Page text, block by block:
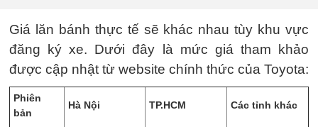
Giá lăn bánh thực tế sẽ khác nhau tùy khu vực
đăng ký xe. Dưới đây là mức giá tham khảo
được cập nhật từ website chính thức của Toyota:
Phiên
bản
Hà Nội TP.HCM Các tỉnh khác